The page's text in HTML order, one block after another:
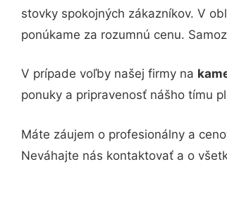
stovky spokojných zákazníkov. V
ponúkame za rozumnú cenu.
V prípade voľby našej firmy na
ponuky a pripravenosť nášho tímu
Máte záujem o profesionálny a
Neváhajte nás kontaktovať a o